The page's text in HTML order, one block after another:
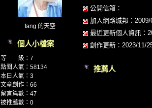
fang 的天空
個人小檔案
等 級：7
點閱人氣：58134
本日人氣：3
文章創作：66
留言篇數：47
被推薦數： 0
公開信箱：
加入網路城邦：
最近更新個人資訊：
創作更新：2023/11/
推薦人